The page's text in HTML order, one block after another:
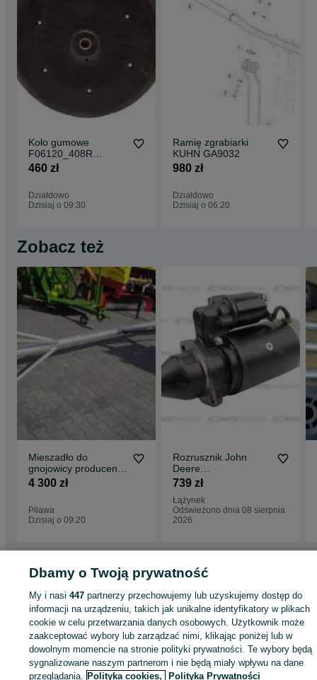
Koło gumowe
F06120_408R
MASCHIO
460 zł
Działdowo
Dzisiaj o 09:30
Ramię zgrabiarki
KUHN GA9032
980 zł
Działdowo
Dzisiaj o 06:20
Zobacz też
Mieszadło do
gnojowicy producent
Metal-Technik
4 300 zł
Pilawa
Dzisiaj o 09:20
Rozrusznik John
Deere
6300,6310,3650,3350
0,2850
739 zł
Łążynek
Odświeżono dnia 08 sierpnia
2026
rolniczych - Warmińsko-mazurskie
Części do maszyn rolniczych - Działdowo
KATEGORIA
ID:629275816 Wyświetlenia:
Dbamy o Twoją prywatność
My i nasi447 partnerzy przechowujemy lub uzyskujemy dostęp do
informacji na urządzeniu, takich jak unikalne identyfikatory w plikach
cookie w celu przetwarzania danych osobowych. Użytkownik może
zaakceptować wybory lub zarządzać nimi, klikając poniżej lub w
dowolnym momencie na stronie polityki prywatności. Te wybory będą
sygnalizowane naszym partnerom i nie będą miały wpływu na dane
przeglądania. Polityka cookies, Polityka Prywatności